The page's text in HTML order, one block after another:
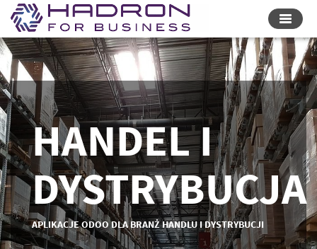
HANDEL I
DYSTRYBUCJA
APLIKACJE ODOO DLA BRANŻ HANDLU I DYSTRYBUCJI